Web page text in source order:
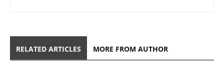
RELATED ARTICLES MORE FROM AUTHOR